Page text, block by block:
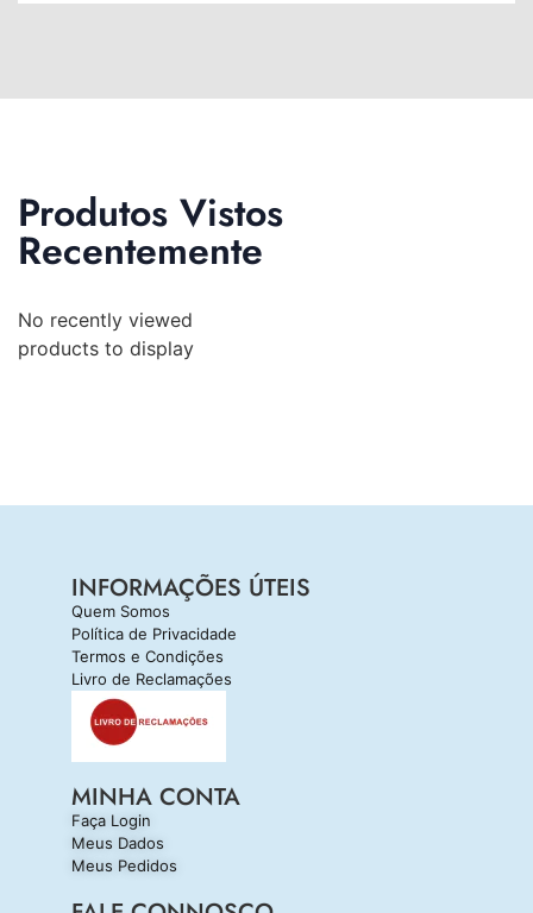
Produtos Vistos
Recentemente
No recently viewed
products to display
INFORMAÇÕES ÚTEIS
Quem Somos
Política de Privacidade
Termos e Condições
Livro de Reclamações
MINHA CONTA
Faça Login
Meus Dados
Meus Pedidos